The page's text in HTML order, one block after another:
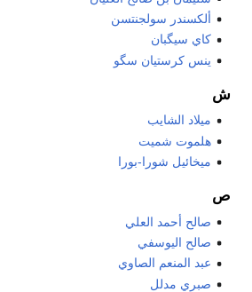
ألكسندر سولجنتسن
كاي سيگبان
ينس كرستيان سگو
ش
ميلاد الشايب
هلموت شميت
ميخائيل شورا-بورا
ص
صالح أحمد العلي
صالح اليوسفي
عبد المنعم الصاوي
صبري مدلل